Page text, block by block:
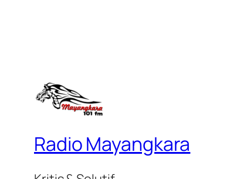
Radio Mayangkara